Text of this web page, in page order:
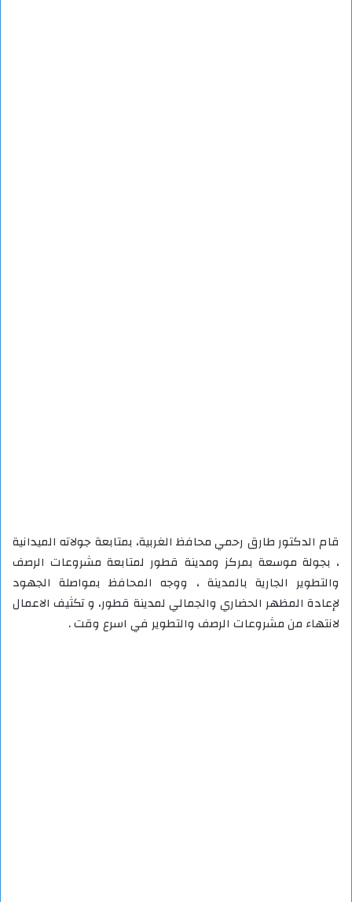
قام الدكتور طارق رحمي محافظ الغربية، بمتابعة جولاته الميدانية
، بجولة موسعة بمركز ومدينة قطور لمتابعة مشروعات الرصف
والتطوير الجارية بالمدينة ، ووجه المحافظ بمواصلة الجهود
لإعادة المظهر الحضاري والجمالي لمدينة قطور، و تكثيف الاعمال
لانتهاء من مشروعات الرصف والتطوير في اسرع وقت .